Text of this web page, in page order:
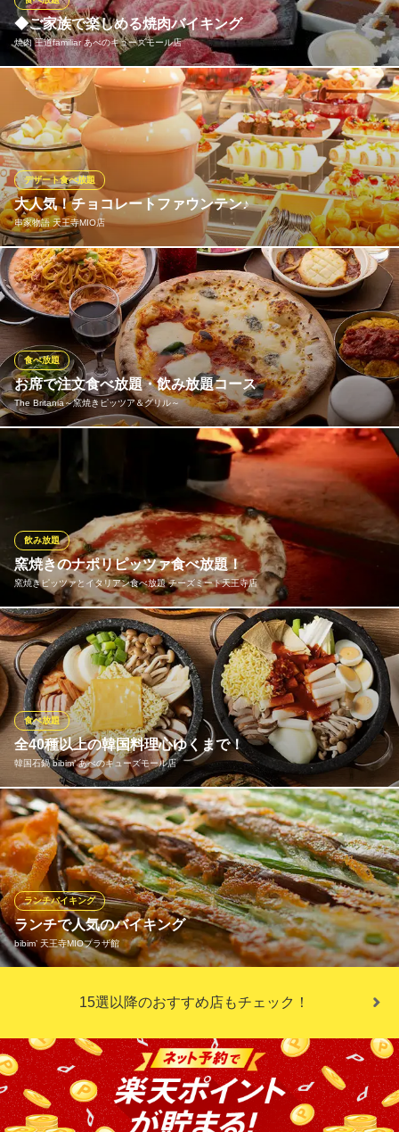
題
ファームビュッフェ mothers てんしば店
新鮮ファームビュッフェ
ＪＲ天王寺駅 徒歩5分
大阪府大阪市天王寺区茶臼山町5-55
◆ご家族で楽しめる焼肉バイキング
焼肉 王道familiar あべのキューズモール店
美味しいお肉をたっぷり楽しみたいなら当店へ！充実の焼肉メニ
ューや一品料理を、テーブルオーダーバイキングでお楽しみいた
だけます。「シニア」「小学生」「キッズ」など食べ放題の価格
が豊富であることも、ご家族様には嬉しいポイント◎
焼肉 王道familiar あべのキューズモール店
美味しい焼肉食べ放題
大阪メトロ谷町線天王寺駅 徒歩5分
大阪府大阪市阿倍野区阿倍野筋1-6-1 4F
大人気！チョコレートファウンテン♪
串家物語 天王寺MIO店
デザート食べ放題
大人も子供もみんな大好き！季節ごとに変わるチョコレートファ
ウンテン！！食べ放題なのでお好きなだけどうぞ♪ その他、季節
の素材を使ったケーキなどもご用意しております。
串家物語 天王寺MIO店
串揚げ
大阪メトロ御堂筋線天王寺駅 徒歩1分
大阪府大阪市天王寺区悲田院町10-39 天王寺MIO 10F
お席で注文食べ放題・飲み放題コース
The Britania～窯焼きピッツア＆グリル～
食べ放題
ブリタニアを贅沢に味わいたならこちらのテーブルオーダービュ
ッフェコースがおすすめ★
The Britania～窯焼きピッツア＆グリル～
窯焼きピッツァ＆グリル
ＪＲ天王寺駅 徒歩5分
大阪府大阪市阿倍野区阿倍野筋2-1-29 ＡＩＴビルB1
窯焼きのナポリピッツァ食べ放題！
窯焼きピッツァとイタリアン食べ放題 チーズミート天王寺店
飲み放題
スタイリッシュでおしゃれ空間のイタリアン食べ放題が天王寺にN
EW OPEN！！ なんあと窯焼きのピッツァが食べ放題で楽しめま
す♪さらに黒毛牛希少部位ステーキなどを含む本格イタリアン料理
も食べ放題で満喫できます♪
窯焼きピッツァとイタリアン食べ放題 チーズミート天王寺店
今話題の…お洒落居酒屋
ＪＲ天王寺駅 徒歩1分
大阪府大阪市阿倍野区阿倍野筋1-5-1 あべのルシアス16F
全40種以上の韓国料理心ゆくまで！
韓国石鍋 bibim’ あべのキューズモール店
食べ放題
海鮮スンドゥブやトゥンカルビ鍋などの石鍋やフライドチキン、
チヂミ、チャプチェなど、韓国料理を40品以上楽しめる食べ放題
プランをご用意♪〆は石鍋にラーメンを追加するも良し、がっつり
ビビムパを食べるも良し◎食後のデザートもおひとり様につき1品
お選びいただけます。各種ご宴会には飲み放題付がおすすめで
す！
韓国石鍋 bibim’ あべのキューズモール店
ＪＲ天王寺駅南口 徒歩5分
大阪府大阪市阿倍野区阿倍野筋1-6-1 Q's MALL4F
ランチで人気のバイキング
bibim’ 天王寺MIOプラザ館
ランチバイキング
キムチ・ナムル・チヂミなど日替わりのおかず5品が186円で食べ
bibim’ 天王寺MIOプラザ館
韓国家庭料理
大阪メトロ御堂筋線天王寺駅 徒歩2分
大阪府大阪市天王寺区悲田院町10-48 天王寺MIOプラザ館4F
15選以降のおすすめ店もチェック！